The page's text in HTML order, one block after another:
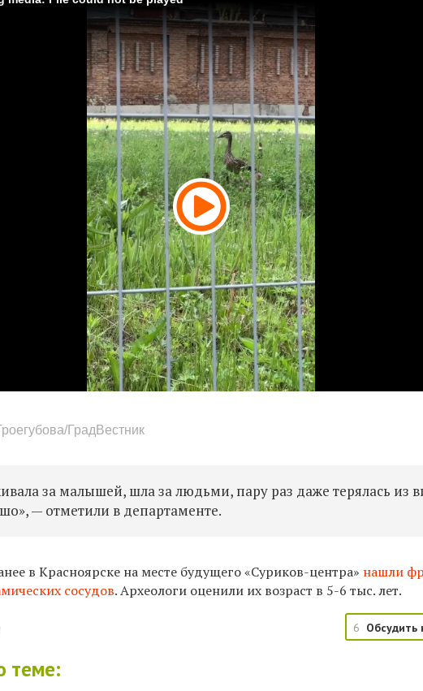
ГрадВестник
за малышей, шла за людьми, пару раз даже терялась из
— отметили в департаменте.
в Красноярске на месте будущего «Суриков-центра» нашли
сосудов. Археологи оценили их возраст в 5-6 тыс. лет.
6 Обсудить
теме: